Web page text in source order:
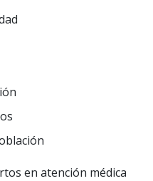
en atención médica